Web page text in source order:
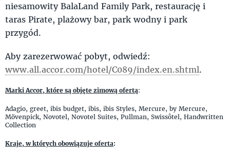
niesamowity BalaLand Family Park, restaurację i
taras Pirate, plażowy bar, park wodny i park
przygód.
Aby zarezerwować pobyt, odwiedź:
www.all.accor.com/hotel/C089/index.en.shtml.
Marki Accor, które są objęte zimową ofertą:
Adagio, greet, ibis budget, ibis, ibis Styles, Mercure, by Mercure,
Mövenpick, Novotel, Novotel Suites, Pullman, Swissôtel, Handwritten
Collection
Kraje, w których obowiązuje oferta: